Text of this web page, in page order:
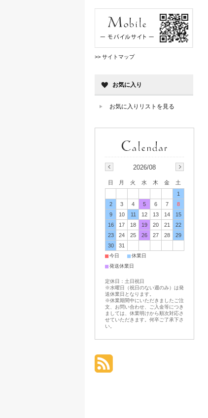
>> サイトマップ
お気に入り
お気に入りリストを見る
2026/08
日 月 火 水 木 金
土
1
2
3 4 5 6 7
8
9
10 11 12 13 14
15
16
17 18 19 20 21
22
23
24 25 26 27 28
29
30
31
■今日 ■休業日
■発送休業日
定休日：土日祝日
※水曜日（祝日のない週のみ）は発
送休業日となります。
※休業期間中にいただきましたご注
文、お問い合わせ、ご入金等につき
ましては、休業明けから順次対応さ
せていただきます。何卒ご了承下さ
い。